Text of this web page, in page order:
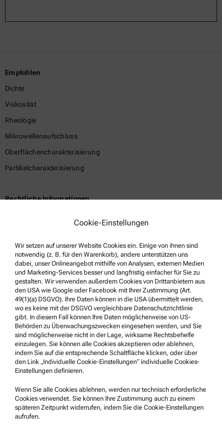
Empfohlen
Dichte
Viskosität
Rheologie
Mikrowellenaufschluss
Oberflächencharakterisierung
Partikelcharakterisierung
Rechtliche Informationen
Impressum
Nutzungsbedingungen
Markennamen
Hinweisgebersystem
Service & Support
Anton Paar Certified Service
Sicherheitsbestätigung
Anton Paar Technical Centers
Kontaktieren Sie uns
Unternehmensinformation
Cookie-Einstellungen
Wir setzen auf unserer Website Cookies ein. Einige von ihnen sind
notwendig (z. B. für den Warenkorb), andere unterstützen uns
dabei, unser Onlineangebot mithilfe von Analysen, externen Medien
und Marketing-Services besser und langfristig einfacher für Sie zu
gestalten. Wir verwenden außerdem Cookies von Drittanbietern aus
den USA wie Google oder Facebook mit Ihrer Zustimmung (Art.
49(1)(a) DSGVO). Ihre Daten können in die USA übermittelt werden,
wo es keine mit der DSGVO vergleichbare Datenschutzrichtlinie
gibt. In diesem Fall können Ihre Daten möglicherweise von US-
Behörden zu Überwachungszwecken eingesehen werden, und Sie
sind möglicherweise nicht in der Lage, wirksame Rechtsbehelfe
einzulegen. Sie können alle Cookies akzeptieren oder ablehnen,
indem Sie auf die entsprechende Schaltfläche klicken, oder über
den Link „Individuelle Cookie-Einstellungen“ individuelle Cookies-
Einstellungen definieren.
Wenn Sie alle Cookies ablehnen, werden nur technisch erforderliche
Cookies verwendet. Sie können Ihre Zustimmung auch zu einem
späteren Zeitpunkt widerrufen, indem Sie die Cookie-Einstellungen
aufrufen.